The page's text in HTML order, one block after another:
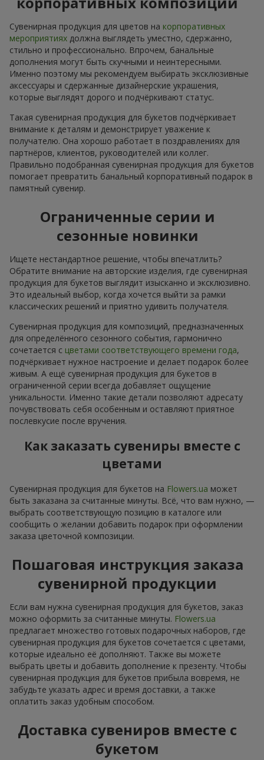
Сувенирная продукция для цветов на корпоративных
мероприятиях должна выглядеть уместно, сдержанно,
стильно и профессионально. Впрочем, банальные
дополнения могут быть скучными и неинтересными.
Именно поэтому мы рекомендуем выбирать эксклюзивные
аксессуары и сдержанные дизайнерские украшения,
которые выглядят дорого и подчёркивают статус.
Такая сувенирная продукция для букетов подчёркивает
внимание к деталям и демонстрирует уважение к
получателю. Она хорошо работает в поздравлениях для
партнёров, клиентов, руководителей или коллег.
Правильно подобранная сувенирная продукция для букетов
помогает превратить банальный корпоративный подарок в
памятный сувенир.
Ограниченные серии и
сезонные новинки
Ищете нестандартное решение, чтобы впечатлить?
Обратите внимание на авторские изделия, где сувенирная
продукция для букетов выглядит изысканно и эксклюзивно.
Это идеальный выбор, когда хочется выйти за рамки
классических решений и приятно удивить получателя.
Сувенирная продукция для композиций, предназначенных
для определённого сезонного события, гармонично
сочетается с цветами соответствующего времени года,
подчёркивает нужное настроение и делает подарок более
живым. А ещё сувенирная продукция для букетов в
ограниченной серии всегда добавляет ощущение
уникальности. Именно такие детали позволяют адресату
почувствовать себя особенным и оставляют приятное
послевкусие после вручения.
Как заказать сувениры вместе с
цветами
Сувенирная продукция для букетов на Flowers.ua может
быть заказана за считанные минуты. Всё, что вам нужно, —
выбрать соответствующую позицию в каталоге или
сообщить о желании добавить подарок при оформлении
заказа цветочной композиции.
Пошаговая инструкция заказа
сувенирной продукции
Если вам нужна сувенирная продукция для букетов, заказ
можно оформить за считанные минуты. Flowers.ua
предлагает множество готовых подарочных наборов, где
сувенирная продукция для букетов сочетается с цветами,
которые идеально её дополняют. Также вы можете
выбрать цветы и добавить дополнение к презенту. Чтобы
сувенирная продукция для букетов прибыла вовремя, не
забудьте указать адрес и время доставки, а также
оплатить заказ удобным способом.
Доставка сувениров вместе с
букетом